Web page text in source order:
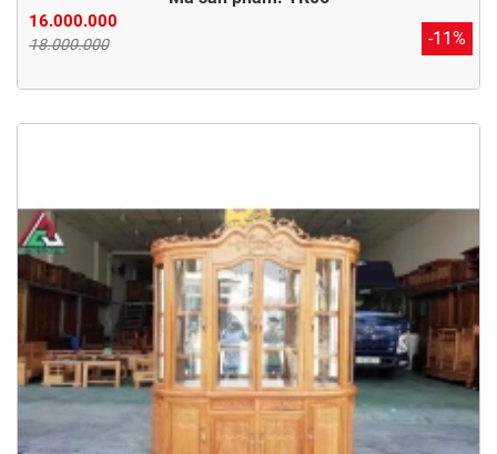
16.000.000
18.000.000 -11%